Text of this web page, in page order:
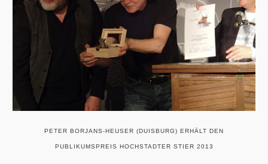
PETER BORJANS-HEUSER (DUISBURG) ERHÄLT DEN
PUBLIKUMSPREIS HOCHSTADTER STIER 2013